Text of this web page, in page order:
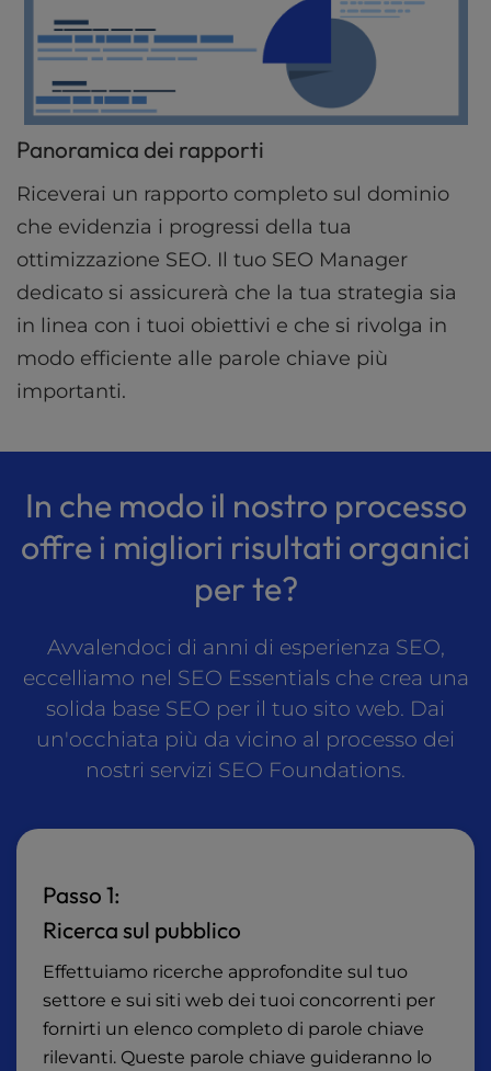
Panoramica dei rapporti
Riceverai un rapporto completo sul dominio
che evidenzia i progressi della tua
ottimizzazione SEO. Il tuo SEO Manager
dedicato si assicurerà che la tua strategia sia
in linea con i tuoi obiettivi e che si rivolga in
modo efficiente alle parole chiave più
importanti.
In che modo il nostro processo
offre i migliori risultati organici
per te?
Avvalendoci di anni di esperienza SEO,
eccelliamo nel SEO Essentials che crea una
solida base SEO per il tuo sito web. Dai
un'occhiata più da vicino al processo dei
nostri servizi SEO Foundations.
Passo 1:
Ricerca sul pubblico
Effettuiamo ricerche approfondite sul tuo
settore e sui siti web dei tuoi concorrenti per
fornirti un elenco completo di parole chiave
rilevanti. Queste parole chiave guideranno lo